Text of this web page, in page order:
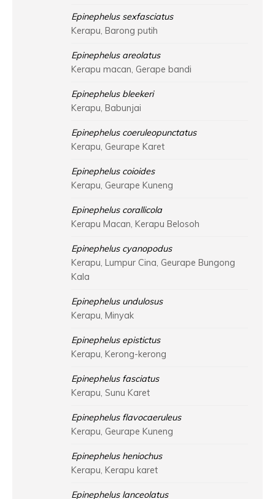
Epinephelus sexfasciatus
Kerapu, Barong putih
Epinephelus areolatus
Kerapu macan, Gerape bandi
Epinephelus bleekeri
Kerapu, Babunjai
Epinephelus coeruleopunctatus
Kerapu, Geurape Karet
Epinephelus coioides
Kerapu, Geurape Kuneng
Epinephelus corallicola
Kerapu Macan, Kerapu Belosoh
Epinephelus cyanopodus
Kerapu, Lumpur Cina, Geurape Bungong
Kala
Epinephelus undulosus
Kerapu, Minyak
Epinephelus epistictus
Kerapu, Kerong-kerong
Epinephelus fasciatus
Kerapu, Sunu Karet
Epinephelus flavocaeruleus
Kerapu, Geurape Kuneng
Epinephelus heniochus
Kerapu, Kerapu karet
Epinephelus lanceolatus